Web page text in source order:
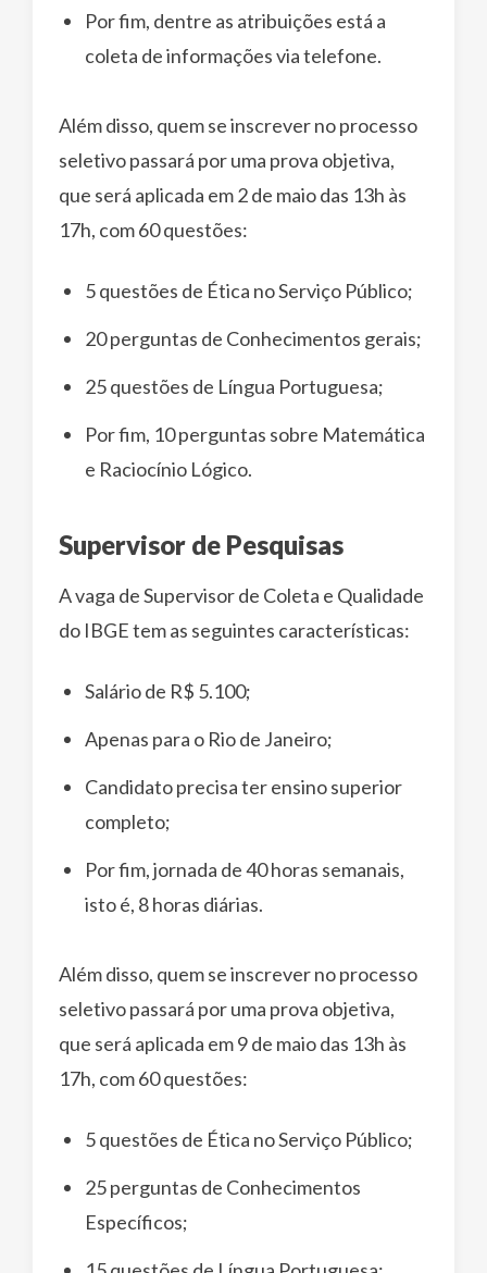
Por fim, dentre as atribuições está a
coleta de informações via telefone.
Além disso, quem se inscrever no processo
seletivo passará por uma prova objetiva,
que será aplicada em 2 de maio das 13h às
17h, com 60 questões:
5 questões de Ética no Serviço Público;
20 perguntas de Conhecimentos gerais;
25 questões de Língua Portuguesa;
Por fim, 10 perguntas sobre Matemática
e Raciocínio Lógico.
Supervisor de Pesquisas
A vaga de Supervisor de Coleta e Qualidade
do IBGE tem as seguintes características:
Salário de R$ 5.100;
Apenas para o Rio de Janeiro;
Candidato precisa ter ensino superior
completo;
Por fim, jornada de 40 horas semanais,
isto é, 8 horas diárias.
Além disso, quem se inscrever no processo
seletivo passará por uma prova objetiva,
que será aplicada em 9 de maio das 13h às
17h, com 60 questões:
5 questões de Ética no Serviço Público;
25 perguntas de Conhecimentos
Específicos;